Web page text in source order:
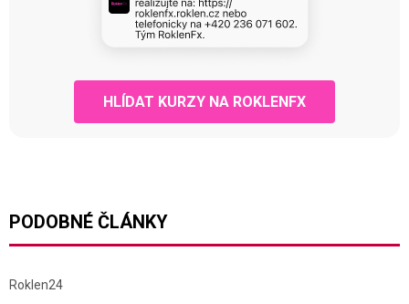
HLÍDAT KURZY NA ROKLENFX
PODOBNÉ ČLÁNKY
Roklen24